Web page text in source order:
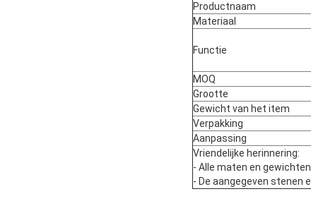
Productnaam
Materiaal
Functie
MOQ
Grootte
Gewicht van het item
Verpakking
Aanpassing
Vriendelijke herinnering:
- Alle maten en
- De aangegeven stenen